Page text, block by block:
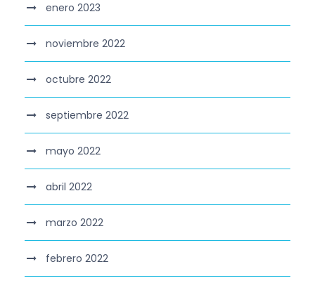
enero 2023
noviembre 2022
octubre 2022
septiembre 2022
mayo 2022
abril 2022
marzo 2022
febrero 2022